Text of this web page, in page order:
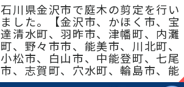
石川県金沢市で庭木の剪定を行い
ました。【金沢市、かほく市、宝
達清水町、羽昨市、津幡町、内灘
町、野々市市、能美市、川北町、
小松市、白山市、中能登町、七尾
市、志賀町、穴水町、輪島市、能
登町、珠州市】地域密